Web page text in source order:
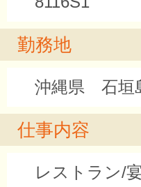
勤務地
沖縄県 石
仕事内容
レストラン/